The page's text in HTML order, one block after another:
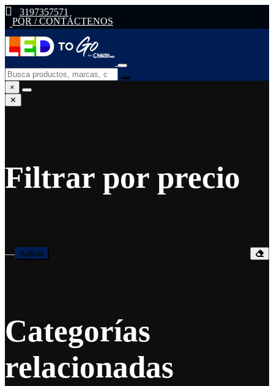
3197357571
PQR / CONTÁCTENOS
×
✕
Filtrar por precio
— Aplicar
Categorías
relacionadas